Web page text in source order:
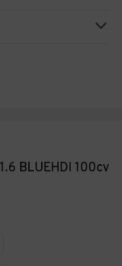
BLUEHDI 100cv